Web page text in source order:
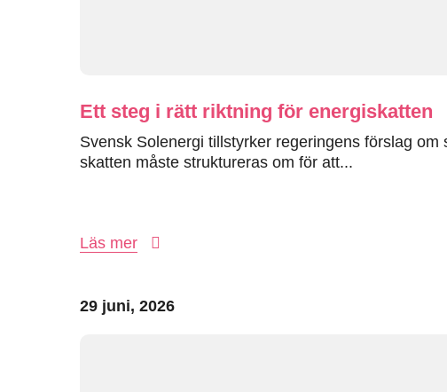
Ett steg i rätt riktning för energiskatten
Svensk Solenergi tillstyrker regeringens förslag
skatten måste struktureras om för att...
Läs mer
29 juni, 2026